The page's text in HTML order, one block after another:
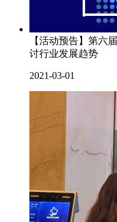
【活动预告】第六
讨行业发展趋势
2021-03-01